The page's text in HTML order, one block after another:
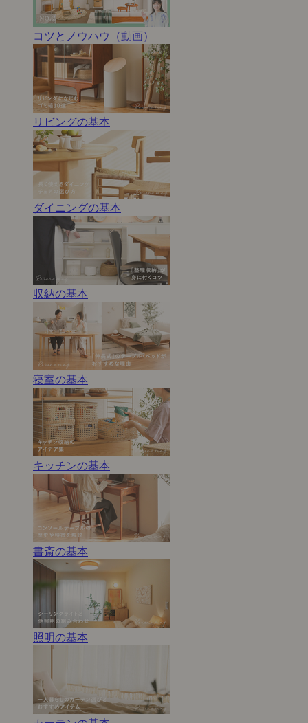
コツとノウハウ（動画）
リビングの基本
ダイニングの基本
収納の基本
寝室の基本
キッチンの基本
書斎の基本
照明の基本